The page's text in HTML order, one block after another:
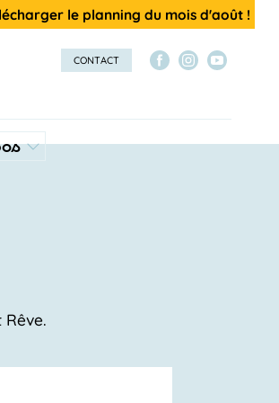
le planning du mois d'août !
CONTACT